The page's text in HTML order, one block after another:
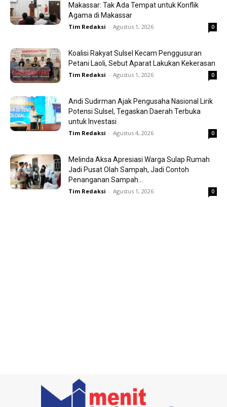
Makassar: Tak Ada Tempat untuk Konflik
Agama di Makassar
Tim Redaksi - Agustus 1, 2026 0
Koalisi Rakyat Sulsel Kecam Penggusuran
Petani Laoli, Sebut Aparat Lakukan Kekerasan
Tim Redaksi - Agustus 1, 2026 0
Andi Sudirman Ajak Pengusaha Nasional Lirik
Potensi Sulsel, Tegaskan Daerah Terbuka
untuk Investasi
Tim Redaksi - Agustus 4, 2026 0
Melinda Aksa Apresiasi Warga Sulap Rumah
Jadi Pusat Olah Sampah, Jadi Contoh
Penanganan Sampah...
Tim Redaksi - Agustus 1, 2026 0